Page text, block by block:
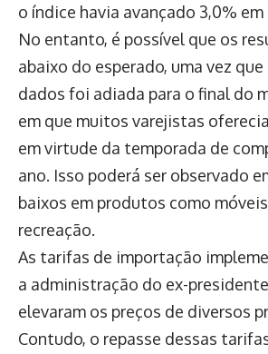
o índice havia avançado 3,0% em
No entanto, é possível que os
abaixo do esperado, uma vez
dados foi adiada para o final do
em que muitos varejistas
em virtude da temporada de
ano. Isso poderá ser observado
baixos em produtos como
recreação.
As tarifas de importação
a administração do ex-
elevaram os preços de diversos
Contudo, o repasse dessas